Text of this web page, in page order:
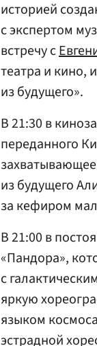
историей
с экспертом
встречу с
театра и кино,
из будущего».
В 21:30 в
переданного
из будущего
за кефиром
В 21:00 в
«Пандора»,
с
яркую
языком
эстрадной